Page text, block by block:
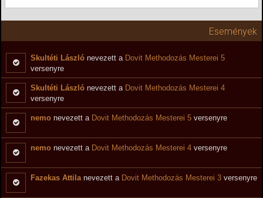
Események
Skultéti László nevezett a Dovit Methodozás Mesterei 5
versenyre
Skultéti László nevezett a Dovit Methodozás Mesterei 4
versenyre
nemo nevezett a Dovit Methodozás Mesterei 5 versenyre
nemo nevezett a Dovit Methodozás Mesterei 4 versenyre
Fazekas Attilanevezett a Dovit Methodozás Mesterei 3 versenyre